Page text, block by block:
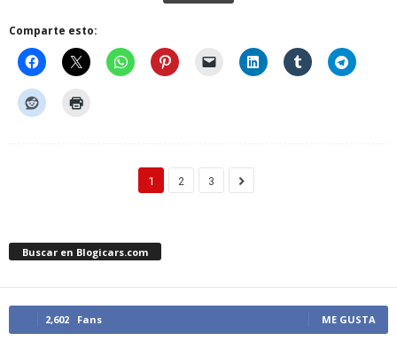
Comparte esto:
1 2 3
Buscar en Blogicars.com
2,602 Fans ME GUSTA